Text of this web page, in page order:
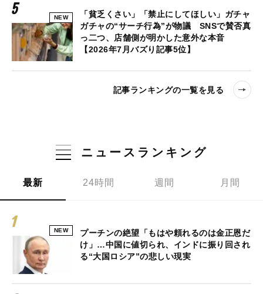
NEW
「貧乏くさい」「禁止にしてほしい」ガチャ
ガチャの“サーチ行為”が物議 SNSで賛否真
っ二つ、店舗側が明かした意外な本音
【2026年7月バズり記事5位】
記事ランキングの一覧を見る
ニュースランキング
最新 24時間 週間 月間
NEW
プーチンの絶望「もはや頼れるのは金正恩だ
け」…中国に値切られ、インドに振り回され
る“大国ロシア”の悲しい現実